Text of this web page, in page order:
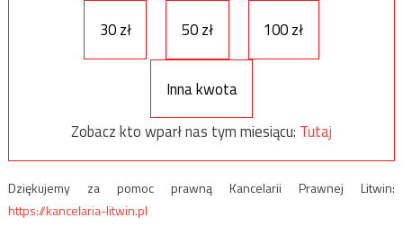
30 zł
50 zł 100 zł
Inna kwota
Zobacz kto wparł nas tym miesiącu: Tutaj
Dziękujemy za pomoc prawną Kancelarii Prawnej Litwin:
https://kancelaria-litwin.pl